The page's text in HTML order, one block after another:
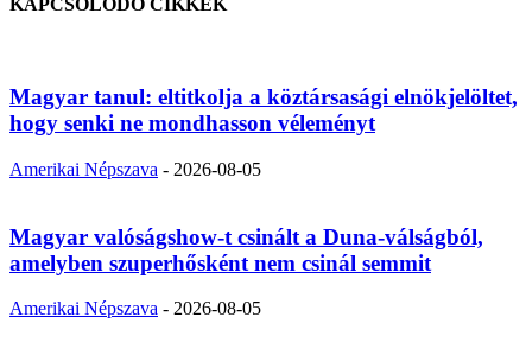
KAPCSOLÓDÓ CIKKEK
Magyar tanul: eltitkolja a köztársasági elnökjelöltet,
hogy senki ne mondhasson véleményt
Amerikai Népszava - 2026-08-05
Magyar valóságshow-t csinált a Duna-válságból,
amelyben szuperhősként nem csinál semmit
Amerikai Népszava - 2026-08-05